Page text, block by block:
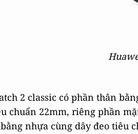
2 classic có phần thân
chuẩn 22mm, riêng phần
nhựa cùng dây đeo tiêu